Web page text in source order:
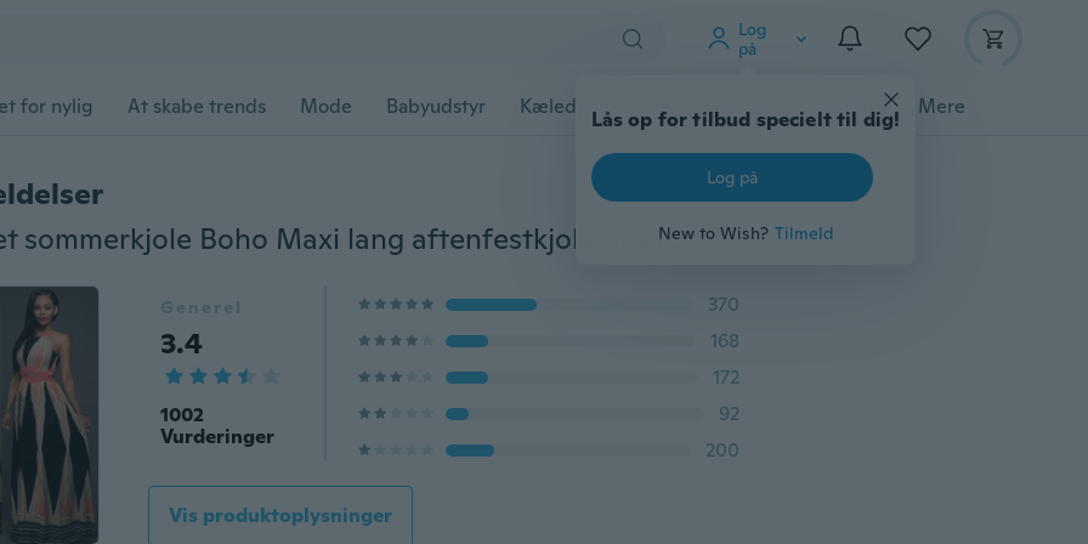
Log
på
Lås op for tilbud specielt til dig!
Log på
New to Wish? Tilmeld
for nylig At skabe trends Mode Babyudstyr Kæledyrstilbehør Gadgets Værktøj Mere
Kvinder Sexet sommerkjole Boho Maxi lang aftenfestkjole Strandkjole Sundress
Generel
3.4
1002
Vurderinger
370
168
172
92
200
Vis produktoplysninger